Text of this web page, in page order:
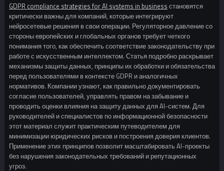
GDPR compliance strategies for AI systems in business становятся
критически важны для компаний, которые интегрируют
нейросетевые решения в свои операции. Регуляторное давление со
стороны европейских и глобальных органов требует четкого
понимания того, как обеспечить соответствие законодательству при
работе с искусственным интеллектом. Статья подробно раскрывает
механизмы защиты данных, принципы их обработки и обязательства
перед пользователями в контексте GDPR и аналогичных
нормативов. Компании узнают, как правильно документировать
согласие пользователей, управлять правом на забывание и
проводить оценки влияния на защиту данных для AI-систем. Для
руководителей и специалистов по информационной безопасности
этот материал служит практическим путеводителем для
минимизации юридических рисков и построения доверия клиентов.
Применение этих принципов позволит масштабировать AI-проекты
без нарушения законодательных требований и репутационных
угроз.